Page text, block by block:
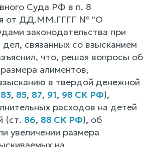
Суда РФ в п. 8
от ДД.ММ.ГГГГ № "О
законодательства при
связанных со взысканием
что, решая вопросы об
алиментов,
в твердой денежной
83, 85, 87, 91, 98 СК РФ),
расходов на детей
(ст. 86, 88 СК РФ), об
увеличении размера
на